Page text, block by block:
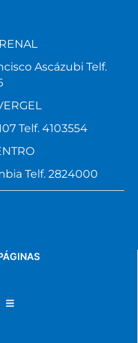
Ascázubi Telf.
Telf. 4103554
Telf. 2824000